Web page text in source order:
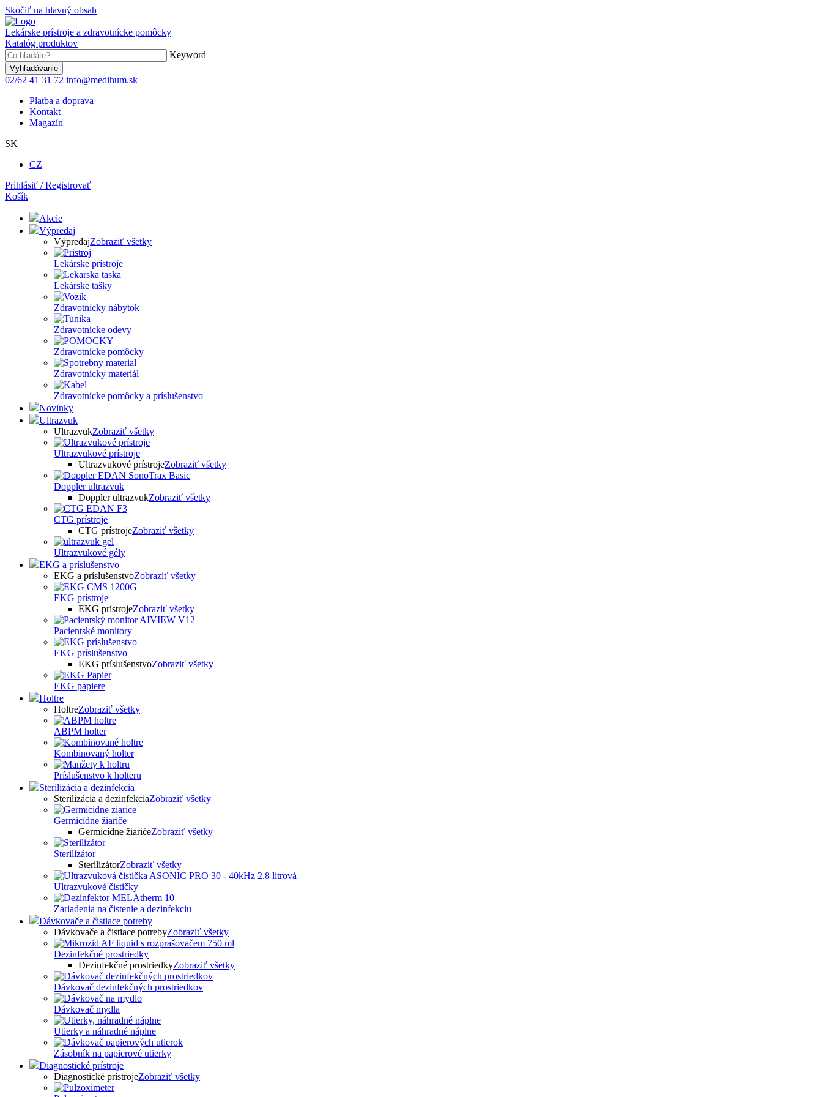
Skočiť na hlavný obsah
Lekárske prístroje a zdravotnícke pomôcky
Katalóg produktov
Keyword
02/62 41 31 72 info@medihum.sk
Platba a doprava
Kontakt
Magazín
SK
CZ
Prihlásiť / Registrovať
Košík
Akcie
Výpredaj
VýpredajZobraziť všetky
Lekárske prístroje
Lekárske tašky
Zdravotnícky nábytok
Zdravotnícke odevy
Zdravotnícke pomôcky
Zdravotnícky materiál
Zdravotnícke pomôcky a príslušenstvo
Novinky
Ultrazvuk
UltrazvukZobraziť všetky
Ultrazvukové prístroje
Ultrazvukové prístrojeZobraziť všetky
Doppler ultrazvuk
Doppler ultrazvukZobraziť všetky
CTG prístroje
CTG prístrojeZobraziť všetky
Ultrazvukové gély
EKG a príslušenstvo
EKG a príslušenstvoZobraziť všetky
EKG prístroje
EKG prístrojeZobraziť všetky
Pacientské monitory
EKG príslušenstvo
EKG príslušenstvoZobraziť všetky
EKG papiere
Holtre
HoltreZobraziť všetky
ABPM holter
Kombinovaný holter
Príslušenstvo k holteru
Sterilizácia a dezinfekcia
Sterilizácia a dezinfekciaZobraziť všetky
Germicídne žiariče
Germicídne žiaričeZobraziť všetky
Sterilizátor
SterilizátorZobraziť všetky
Ultrazvukové čističky
Zariadenia na čistenie a dezinfekciu
Dávkovače a čistiace potreby
Dávkovače a čistiace potrebyZobraziť všetky
Dezinfekčné prostriedky
Dezinfekčné prostriedkyZobraziť všetky
Dávkovač dezinfekčných prostriedkov
Dávkovač mydla
Utierky a náhradné náplne
Zásobník na papierové utierky
Diagnostické prístroje
Diagnostické prístrojeZobraziť všetky